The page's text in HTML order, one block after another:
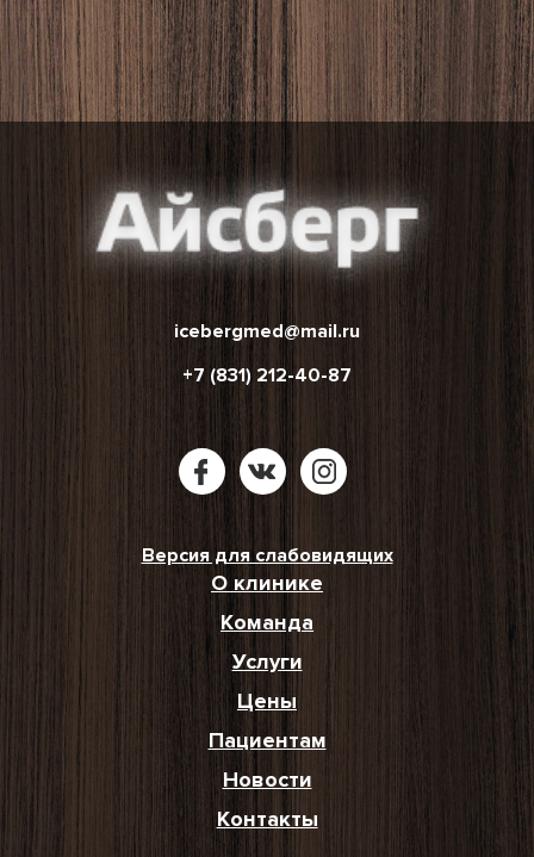
icebergmed@mail.ru
+7 (831) 212-40-87
Версия для слабовидящих
О клинике
Команда
Услуги
Цены
Пациентам
Новости
Контакты